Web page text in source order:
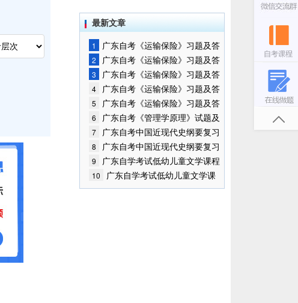
最新文章
1
广东自考《运输保险》习题及答
案(5)
2
广东自考《运输保险》习题及答
案(4)
3
广东自考《运输保险》习题及答
案(3)
4
广东自考《运输保险》习题及答
案(2)
5
广东自考《运输保险》习题及答
案(1)
6
广东自考《管理学原理》试题及
答案(1)
7
广东自考中国近现代史纲要复习
笔记(2)
8
广东自考中国近现代史纲要复习
笔记
9
广东自学考试低幼儿童文学课程
考试资料(9)
10
广东自学考试低幼儿童文学课
程考试资料(8)